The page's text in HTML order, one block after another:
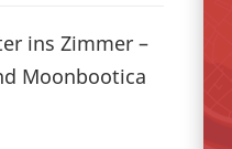
ins Zimmer –
Moonbootica